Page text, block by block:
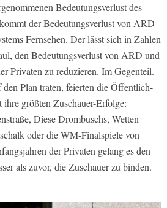
Bedeutungsverlust des
der Bedeutungsverlust von ARD
Fernsehen. Der lässt sich in Zahlen
den Bedeutungsverlust von ARD und
Privaten zu reduzieren. Im Gegenteil.
Plan traten, feierten die Öffentlich-
größten Zuschauer-Erfolge:
Diese Drombuschs, Wetten
oder die WM-Finalspiele von
der Privaten gelang es den
als zuvor, die Zuschauer zu binden.